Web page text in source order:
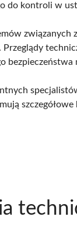
do kontroli w
związanych
bezpieczeństwa